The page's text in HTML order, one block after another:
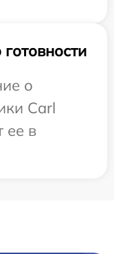
о
Carl
ее в